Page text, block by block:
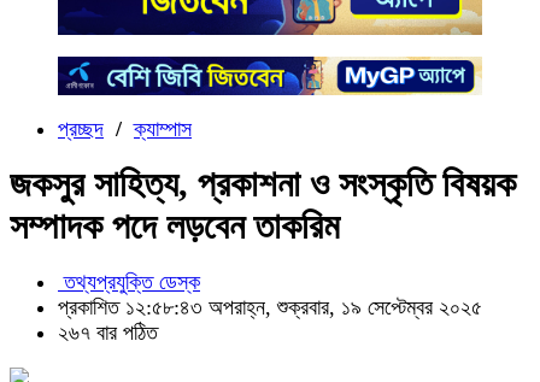
প্রচ্ছদ /ক্যাম্পাস
জকসুর সাহিত্য, প্রকাশনা ও সংস্কৃতি বিষয়ক
সম্পাদক পদে লড়বেন তাকরিম
তথ্যপ্রযুক্তি ডেস্ক
প্রকাশিত ১২:৫৮:৪৩ অপরাহ্ন, শুক্রবার, ১৯ সেপ্টেম্বর ২০২৫
২৬৭ বার পঠিত